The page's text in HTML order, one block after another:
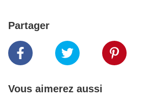
Partager
Vous aimerez aussi